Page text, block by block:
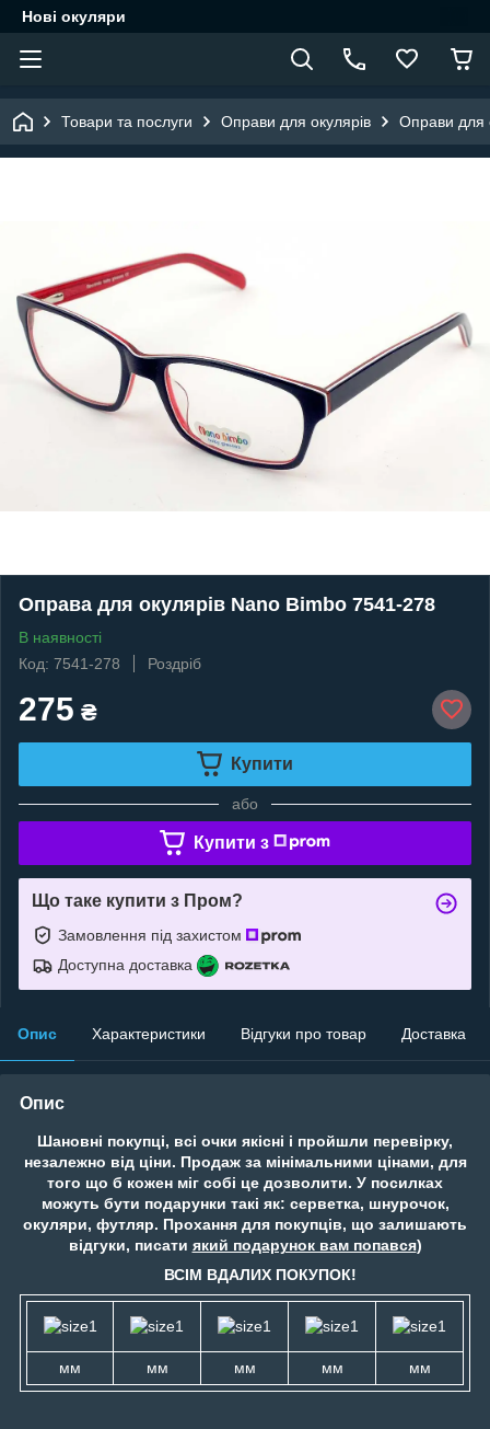
Нові окуляри
Товари та послуги Оправи для окулярів Оправи для
Оправа для окулярів Nano Bimbo 7541-278
В наявності
Код: 7541-278
Роздріб
275 ₴
Купити
або
Купити з
Що таке купити з Пром?
Замовлення під захистом
Доступна доставка
Опис Характеристики Відгуки про товар Доставка
Опис
Шановні покупці, всі очки якісні і пройшли перевірку,
незалежно від ціни. Продаж за мінімальними цінами, для
того що б кожен міг собі це дозволити. У посилках
можуть бути подарунки такі як: серветка, шнурочок,
окуляри, футляр. Прохання для покупців, що залишають
відгуки, писати який подарунок вам попався)
ВСІМ ВДАЛИХ ПОКУПОК!
мм мм мм мм мм